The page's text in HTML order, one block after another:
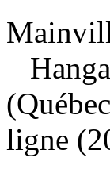
ligne